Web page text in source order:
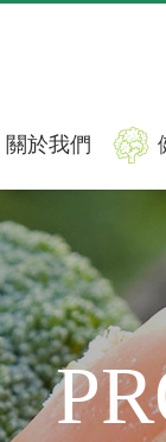
關於我們